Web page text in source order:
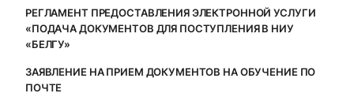
РЕГЛАМЕНТ ПРЕДОСТАВЛЕНИЯ ЭЛЕКТРОННОЙ УСЛУГИ
«ПОДАЧА ДОКУМЕНТОВ ДЛЯ ПОСТУПЛЕНИЯ В НИУ
«БЕЛГУ»
ЗАЯВЛЕНИЕ НА ПРИЕМ ДОКУМЕНТОВ НА ОБУЧЕНИЕ ПО
ПОЧТЕ